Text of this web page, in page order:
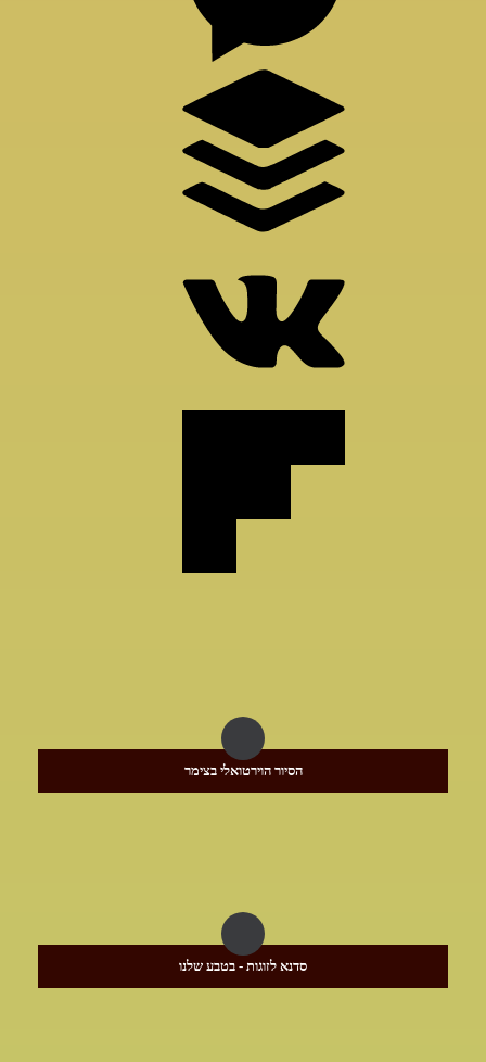
הסיור הוירטואלי בצימר
סדנא לזוגות - בטבע שלנו